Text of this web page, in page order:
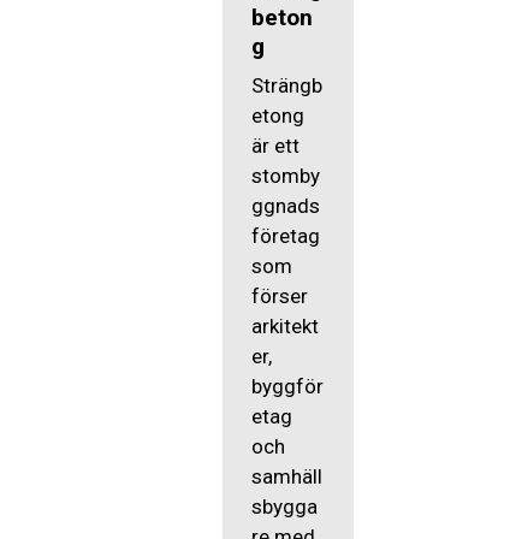
beton
g
Strängb
etong
är ett
stomby
ggnads
företag
som
förser
arkitekt
er,
byggför
etag
och
samhäll
sbygga